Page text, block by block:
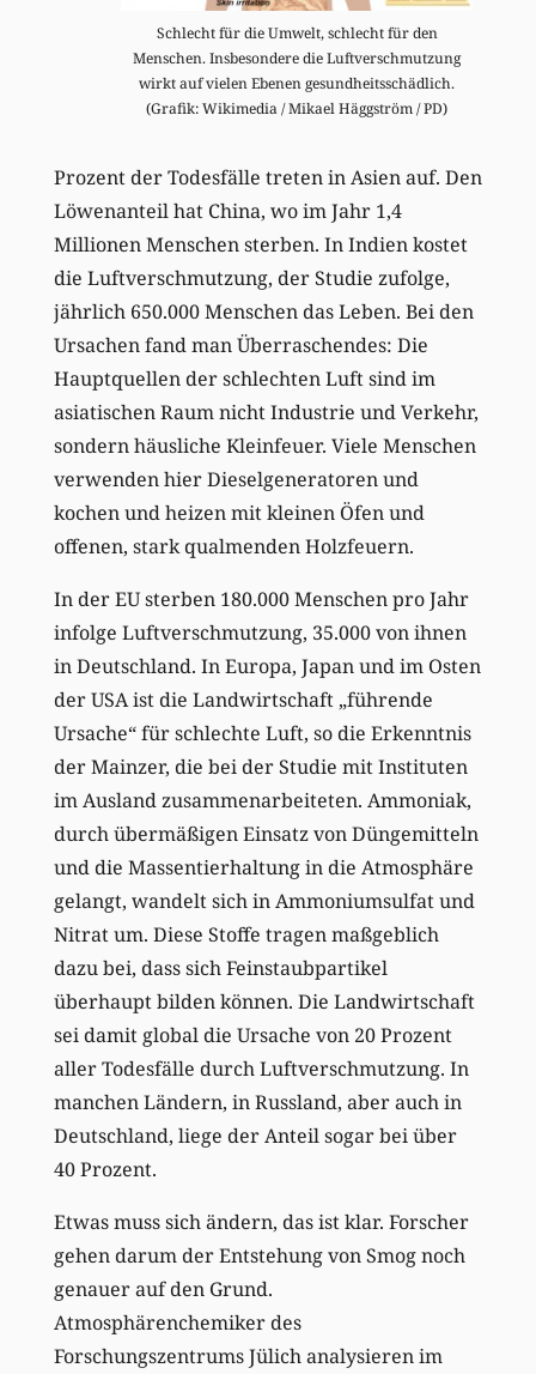
Schlecht für die Umwelt, schlecht für den
Menschen. Insbesondere die Luftverschmutzung
wirkt auf vielen Ebenen gesundheitsschädlich.
(Grafik: Wikimedia / Mikael Häggström / PD)
Prozent der Todesfälle treten in Asien auf. Den
Löwenanteil hat China, wo im Jahr 1,4
Millionen Menschen sterben. In Indien kostet
die Luftverschmutzung, der Studie zufolge,
jährlich 650.000 Menschen das Leben. Bei den
Ursachen fand man Überraschendes: Die
Hauptquellen der schlechten Luft sind im
asiatischen Raum nicht Industrie und Verkehr,
sondern häusliche Kleinfeuer. Viele Menschen
verwenden hier Dieselgeneratoren und
kochen und heizen mit kleinen Öfen und
offenen, stark qualmenden Holzfeuern.
In der EU sterben 180.000 Menschen pro Jahr
infolge Luftverschmutzung, 35.000 von ihnen
in Deutschland. In Europa, Japan und im Osten
der USA ist die Landwirtschaft „führende
Ursache“ für schlechte Luft, so die Erkenntnis
der Mainzer, die bei der Studie mit Instituten
im Ausland zusammenarbeiteten. Ammoniak,
durch übermäßigen Einsatz von Düngemitteln
und die Massentierhaltung in die Atmosphäre
gelangt, wandelt sich in Ammoniumsulfat und
Nitrat um. Diese Stoffe tragen maßgeblich
dazu bei, dass sich Feinstaubpartikel
überhaupt bilden können. Die Landwirtschaft
sei damit global die Ursache von 20 Prozent
aller Todesfälle durch Luftverschmutzung. In
manchen Ländern, in Russland, aber auch in
Deutschland, liege der Anteil sogar bei über
40 Prozent.
Etwas muss sich ändern, das ist klar. Forscher
gehen darum der Entstehung von Smog noch
genauer auf den Grund.
Atmosphärenchemiker des
Forschungszentrums Jülich analysieren im